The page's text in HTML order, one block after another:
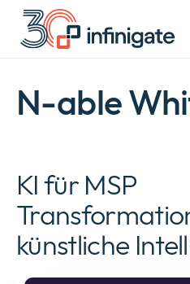
Zum
Inhalt
wechseln
N-able
KI für MSP
künstliche